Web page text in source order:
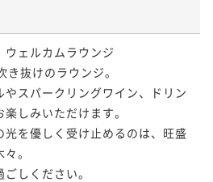
ェルカムラウンジ
抜けのラウンジ。
やスパークリングワイン、ドリン
しみいただけます。
光を優しく受け止めるのは、旺盛
。
しください。